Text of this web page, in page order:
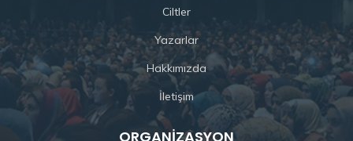
Ciltler
Yazarlar
Hakkımızda
İletişim
ORGANIZASYON